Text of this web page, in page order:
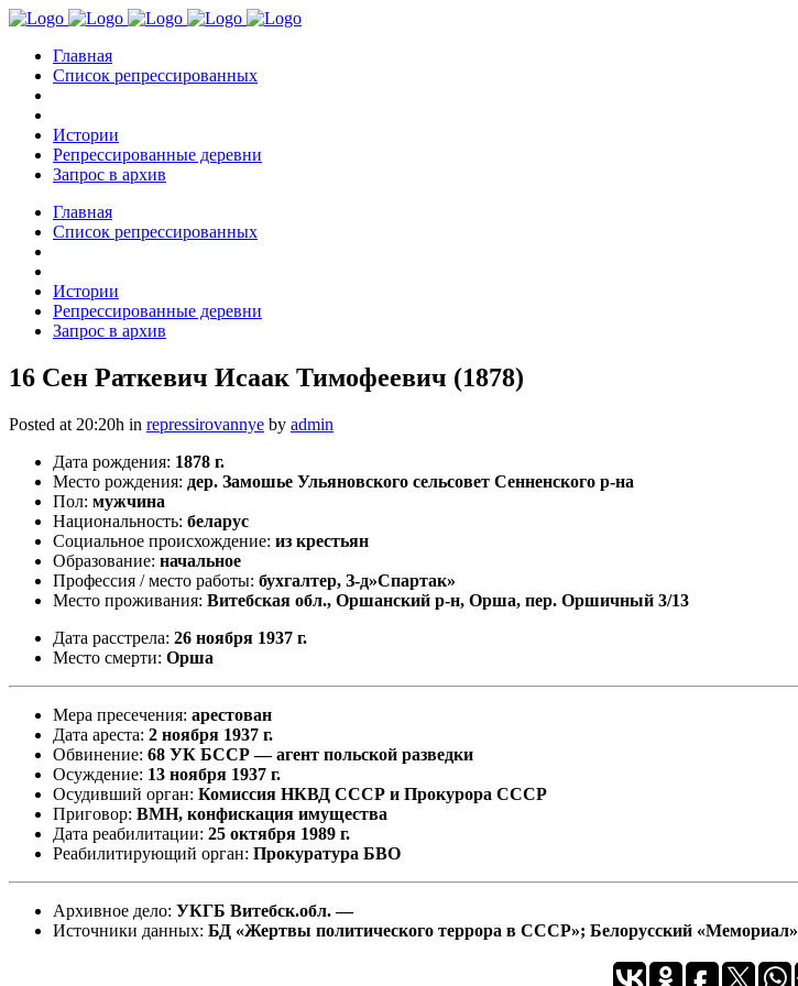
Главная
Список репрессированных
Истории
Репрессированные деревни
Запрос в архив
Главная
Список репрессированных
Истории
Репрессированные деревни
Запрос в архив
16 Сен Раткевич Исаак Тимофеевич (1878)
Posted at 20:20h in repressirovannye by admin
Дата рождения: 1878 г.
Место рождения: дер. Замошье Ульяновского сельсовет Сенненского р-на
Пол: мужчина
Национальность: беларус
Социальное происхождение: из крестьян
Образование: начальное
Профессия / место работы: бухгалтер, З-д»Спартак»
Место проживания: Витебская обл., Оршанский р-н, Орша, пер. Оршичный 3/13
Дата расстрела: 26 ноября 1937 г.
Место смерти: Орша
Мера пресечения: арестован
Дата ареста: 2 ноября 1937 г.
Обвинение: 68 УК БССР — агент польской разведки
Осуждение: 13 ноября 1937 г.
Осудивший орган: Комиссия НКВД СССР и Прокурора СССР
Приговор: ВМН, конфискация имущества
Дата реабилитации: 25 октября 1989 г.
Реабилитирующий орган: Прокуратура БВО
Архивное дело: УКГБ Витебск.обл. —
Источники данных: БД «Жертвы политического террора в СССР»; Белорусский «Мемориал»